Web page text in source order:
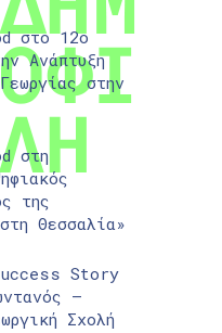
στο 12ο
Ανάπτυξη
στην
στη
της
Θεσσαλία»
Story
–
Σχολή